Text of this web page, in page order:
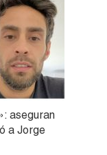
aseguran
a Jorge